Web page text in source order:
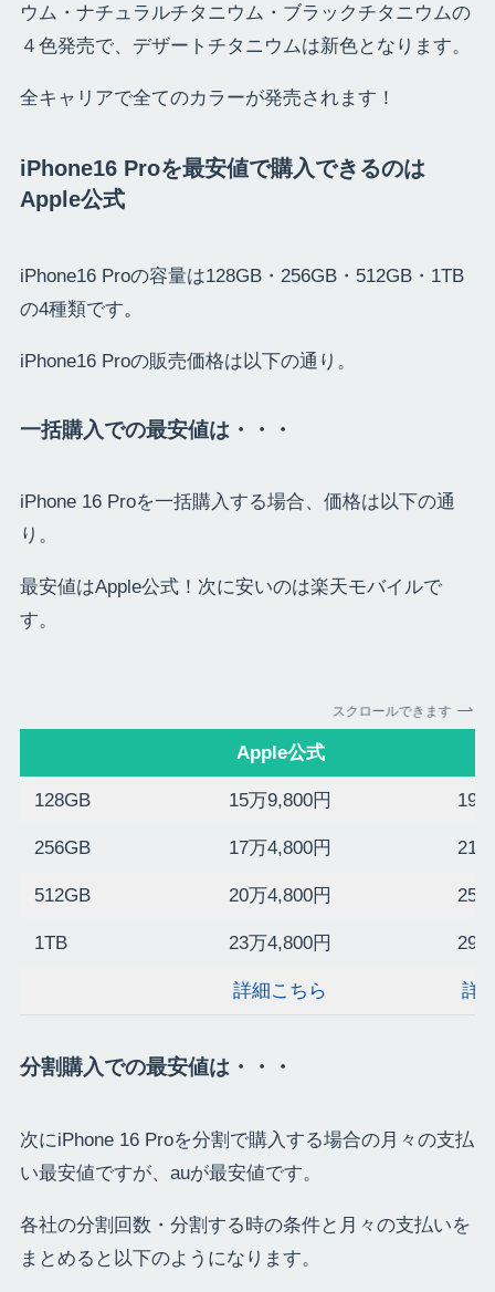
ウム・ナチュラルチタニウム・ブラックチタニウムの
４色発売で、デザートチタニウムは新色となります。
全キャリアで全てのカラーが発売されます！
iPhone16 Proを最安値で購入できるのは
Apple公式
iPhone16 Proの容量は128GB・256GB・512GB・1TB
の4種類です。
iPhone16 Proの販売価格は以下の通り。
一括購入での最安値は・・・
iPhone 16 Proを一括購入する場合、価格は以下の通
り。
最安値はApple公式！次に安いのは楽天モバイルで
す。
スクロールできます
Apple公式
128GB 15万9,800円 19
256GB 17万4,800円 21
512GB 20万4,800円 25
1TB 23万4,800円 29
詳細こちら 詳
分割購入での最安値は・・・
次にiPhone 16 Proを分割で購入する場合の月々の支払
い最安値ですが、auが最安値です。
各社の分割回数・分割する時の条件と月々の支払いを
まとめると以下のようになります。